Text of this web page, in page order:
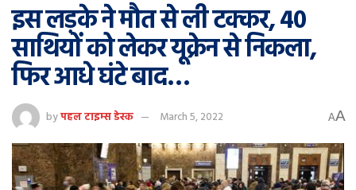
इस लड़के ने मौत से ली टक्कर, 40
साथियों को लेकर यूक्रेन से निकला,
फिर आधे घंटे बाद…
byपहल टाइम्स डेस्क March 5, 2022 AA